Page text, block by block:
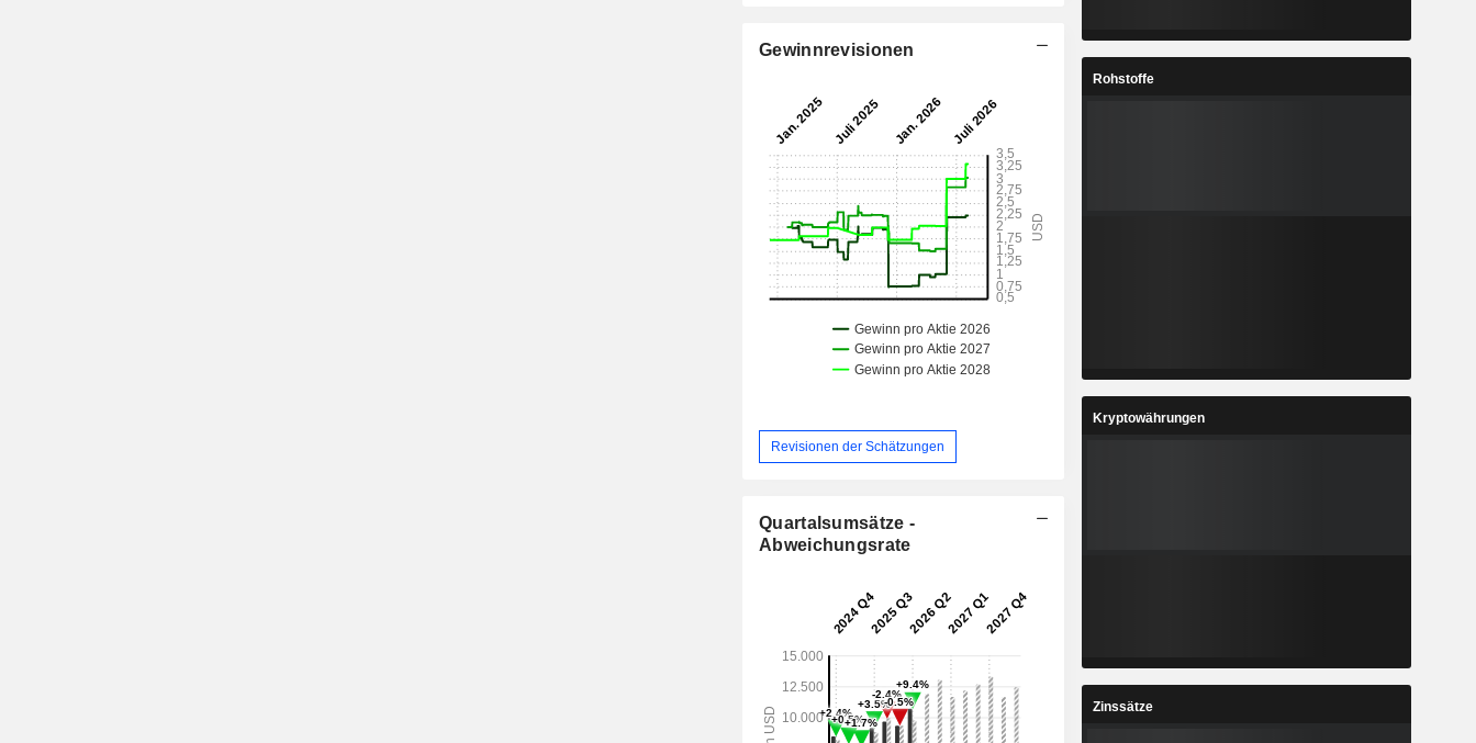
Gewinnrevisionen
Revisionen der Schätzungen
Quartalsumsätze -
Abweichungsrate
Rohstoffe
Kryptowährungen
Zinssätze